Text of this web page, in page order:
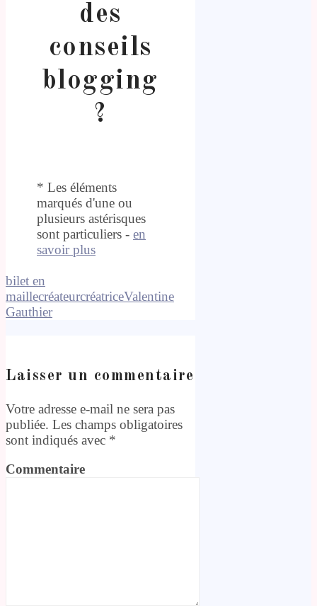
des
conseils
blogging
?
* Les éléments
marqués d'une ou
plusieurs astérisques
sont particuliers - en
savoir plus
bilet en
maillecréateurcréatriceValentine
Gauthier
Laisser un commentaire
Votre adresse e-mail ne sera pas
publiée. Les champs obligatoires
sont indiqués avec *
Commentaire